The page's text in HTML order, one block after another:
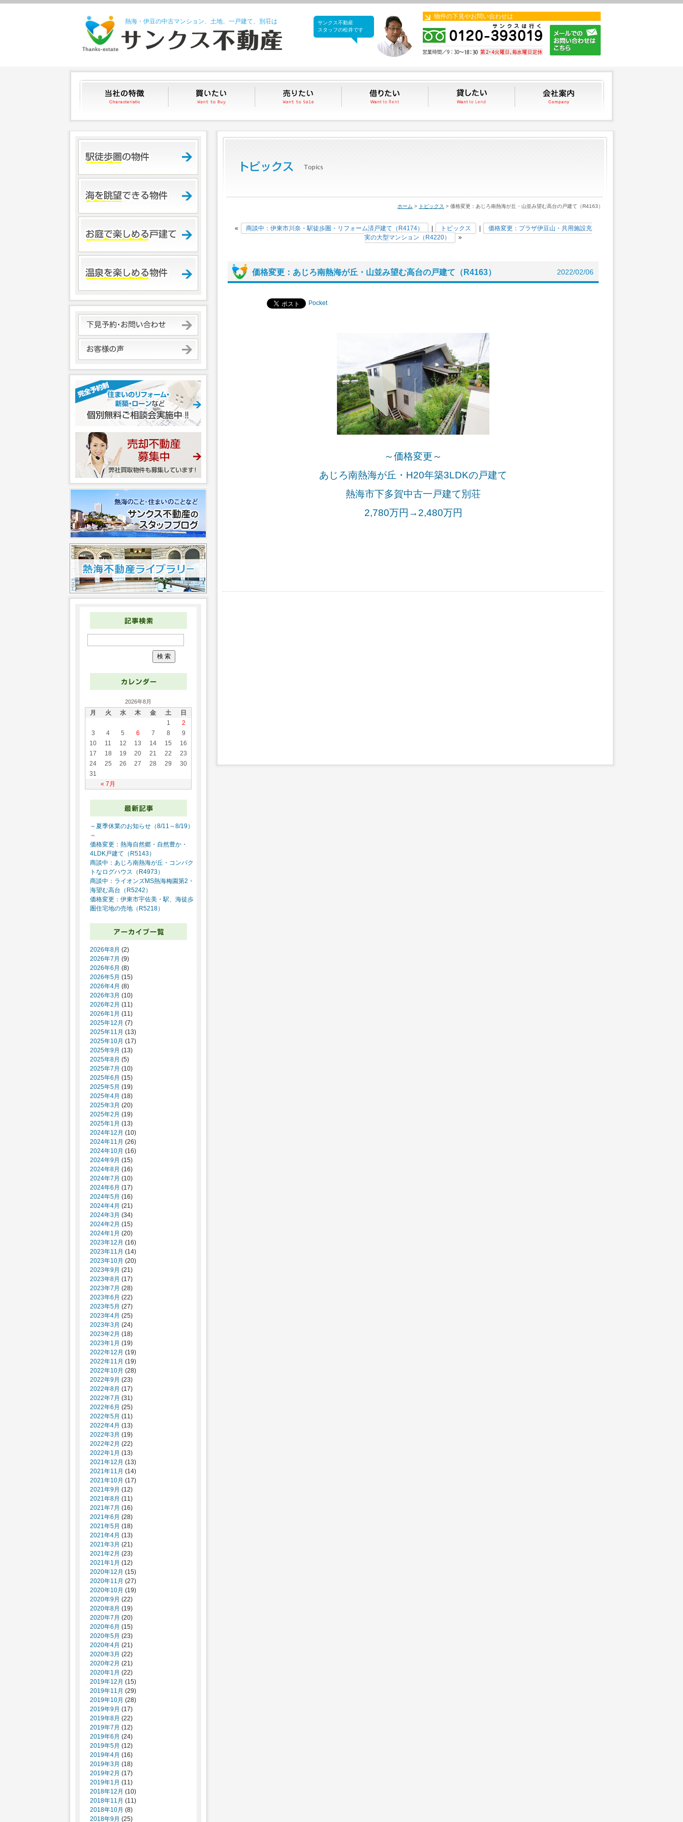
熱海・伊豆の中古マンション、土地、一戸建て、別荘は
サンクス不動産
サンクス不動産
スタッフの松井です
物件の下見やお問い合わせは
当社の特徴 買いたい 売りたい 借りたい 貸したい
ホーム > トピックス > 価格変更：あじろ南熱海が丘・山並み望む高台の戸建て（R4163）
« 商談中：伊東市川奈・駅徒歩圏・リフォーム済戸建て（R4174） トピックス
価格変更：プラザ伊豆山・共用施設充
実の大型マンション（R4220）
»
価格変更：あじろ南熱海が丘・山並み望む高台の戸建て（R4163） 2022/02/06
Pocket
～価格変更～
あじろ南熱海が丘・H20年築3LDKの戸建て
熱海市下多賀中古一戸建て別荘
2,780万円→2,480万円
2026年8月
月 火 水 木 金 土 日
« 7月
1
2
3
4 5 6 7 8
9
10
11 12 13 14 15
16
17
18 19 20 21 22
23
24
25 26 27 28 29
30
31
～夏季休業のお知らせ（8/11～8/19）
～
価格変更：熱海自然郷・自然豊か・
4LDK戸建て（R5143）
商談中：あじろ南熱海が丘・コンパク
トなログハウス（R4973）
商談中：ライオンズMS熱海梅園第2・
海望む高台（R5242）
価格変更：伊東市宇佐美・駅、海徒歩
圏住宅地の売地（R5218）
2026年8月 (2)
2026年7月 (9)
2026年6月 (8)
2026年5月 (15)
2026年4月 (8)
2026年3月 (10)
2026年2月 (11)
2026年1月 (11)
2025年12月 (7)
2025年11月 (13)
2025年10月 (17)
2025年9月 (13)
2025年8月 (5)
2025年7月 (10)
2025年6月 (15)
2025年5月 (19)
2025年4月 (18)
2025年3月 (20)
2025年2月 (19)
2025年1月 (13)
2024年12月 (10)
2024年11月 (26)
2024年10月 (16)
2024年9月 (15)
2024年8月 (16)
2024年7月 (10)
2024年6月 (17)
2024年5月 (16)
2024年4月 (21)
2024年3月 (34)
2024年2月 (15)
2024年1月 (20)
2023年12月 (16)
2023年11月 (14)
2023年10月 (20)
2023年9月 (21)
2023年8月 (17)
2023年7月 (28)
2023年6月 (22)
2023年5月 (27)
2023年4月 (25)
2023年3月 (24)
2023年2月 (18)
2023年1月 (19)
2022年12月 (19)
2022年11月 (19)
2022年10月 (28)
2022年9月 (23)
2022年8月 (17)
2022年7月 (31)
2022年6月 (25)
2022年5月 (11)
2022年4月 (13)
2022年3月 (19)
2022年2月 (22)
2022年1月 (13)
2021年12月 (13)
2021年11月 (14)
2021年10月 (17)
2021年9月 (12)
2021年8月 (11)
2021年7月 (16)
2021年6月 (28)
2021年5月 (18)
2021年4月 (13)
2021年3月 (21)
2021年2月 (23)
2021年1月 (12)
2020年12月 (15)
2020年11月 (27)
2020年10月 (19)
2020年9月 (22)
2020年8月 (19)
2020年7月 (20)
2020年6月 (15)
2020年5月 (23)
2020年4月 (21)
2020年3月 (22)
2020年2月 (21)
2020年1月 (22)
2019年12月 (15)
2019年11月 (29)
2019年10月 (28)
2019年9月 (17)
2019年8月 (22)
2019年7月 (12)
2019年6月 (24)
2019年5月 (12)
2019年4月 (16)
2019年3月 (18)
2019年2月 (17)
2019年1月 (11)
2018年12月 (10)
2018年11月 (11)
2018年10月 (8)
2018年9月 (25)